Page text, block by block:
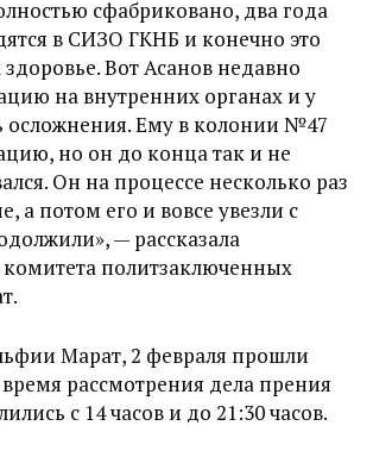
сфабриковано, два года
в СИЗО ГКНБ и конечно это
Вот Асанов недавно
на внутренних органах и у
осложнения. Ему в колонии №47
но он до конца так и не
Он на процессе несколько раз
а потом его и вовсе увезли с
— рассказала
комитета политзаключенных
Марат, 2 февраля прошли
рассмотрения дела прения
с 14 часов и до 21:30 часов.